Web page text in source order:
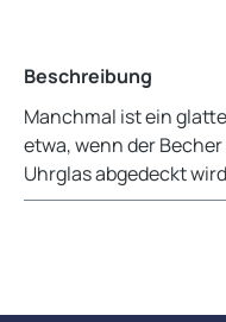
Beschreibung
Manchmal ist ein
etwa, wenn der
Uhrglas abgedeckt